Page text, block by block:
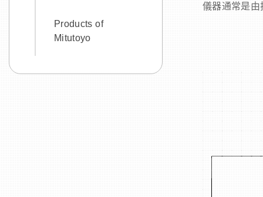
Products of
Mitutoyo
儀器通常是由